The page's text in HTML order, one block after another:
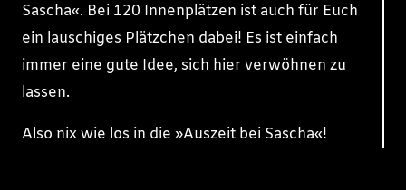
Sascha«. Bei 120 Innenplätzen ist auch für Euch
ein lauschiges Plätzchen dabei! Es ist einfach
immer eine gute Idee, sich hier verwöhnen zu
lassen.
Also nix wie los in die »Auszeit bei Sascha«!